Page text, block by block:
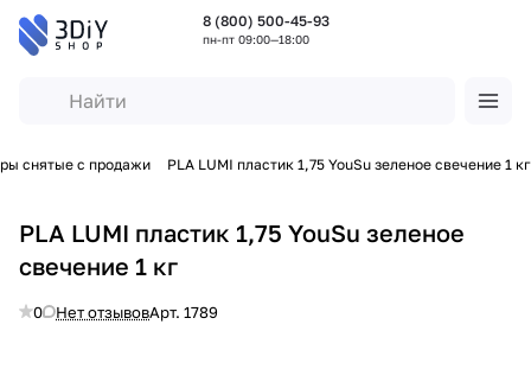
8 (800) 500-45-93
пн-пт 09:00—18:00
снятые с продажи PLA LUMI пластик 1,75 YouSu зеленое свечение 1 кг
PLA LUMI пластик 1,75 YouSu зеленое
свечение 1 кг
0 Нет отзывовАрт. 1789